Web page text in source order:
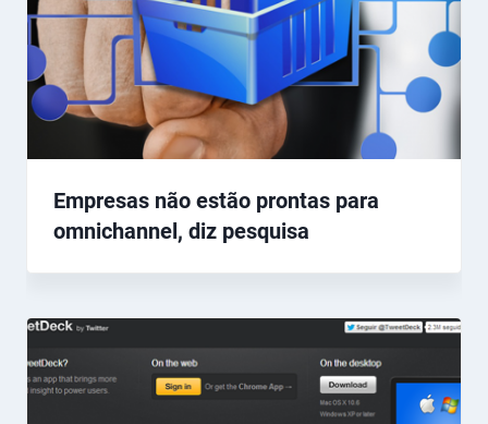
Empresas não estão prontas para
omnichannel, diz pesquisa